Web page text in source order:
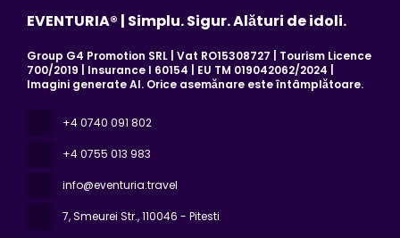
EVENTURIA® | Simplu. Sigur. Alături de idoli.
Group G4 Promotion SRL | Vat RO15308727 | Tourism Licence
700/2019 | Insurance I 60154 | EU TM 019042062/2024 |
Imagini generate AI. Orice asemănare este întâmplătoare.
+4 0740 091 802
+4 0755 013 983
info@eventuria.travel
7, Smeurei Str., 110046 - Pitesti